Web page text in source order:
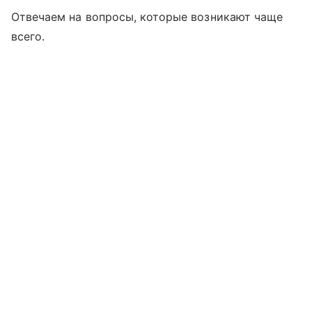
Отвечаем на вопросы, которые возникают чаще
всего.